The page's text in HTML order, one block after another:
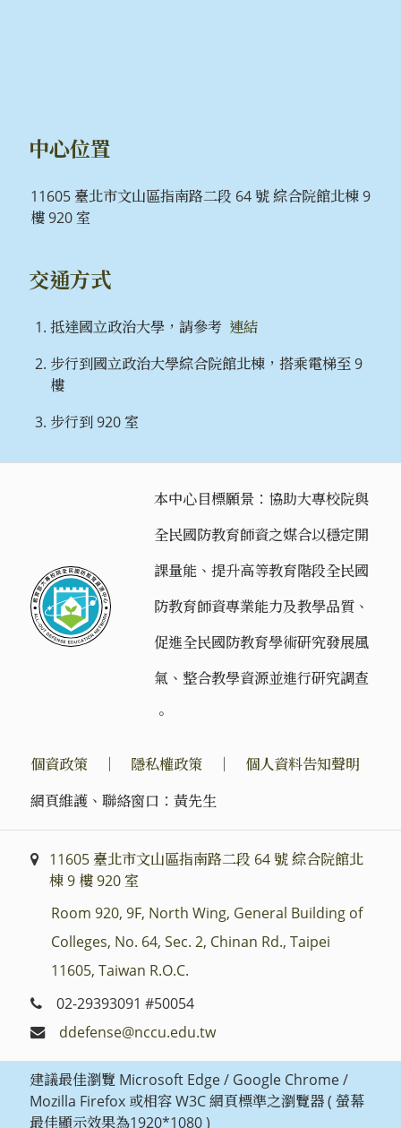
中心位置
11605 臺北市文山區指南路二段 64 號 綜合院館北棟 9
樓 920 室
交通方式
抵達國立政治大學，請參考 連結
步行到國立政治大學綜合院館北棟，搭乘電梯至 9
樓
步行到 920 室
本中心目標願景：協助大專校院與
全民國防教育師資之媒合以穩定開
課量能、提升高等教育階段全民國
防教育師資專業能力及教學品質、
促進全民國防教育學術研究發展風
氣、整合教學資源並進行研究調查
。
個資政策 隱私權政策
個人資料告知聲明
網頁維護、聯絡窗口：黃先生
11605 臺北市文山區指南路二段 64 號 綜合院館北
棟 9 樓 920 室
Room 920, 9F, North Wing, General Building of
Colleges, No. 64, Sec. 2, Chinan Rd., Taipei
11605, Taiwan R.O.C.
02-29393091 #50054
ddefense@nccu.edu.tw
建議最佳瀏覽 Microsoft Edge / Google Chrome /
Mozilla Firefox 或相容 W3C 網頁標準之瀏覽器 ( 螢幕
最佳顯示效果為1920*1080 )